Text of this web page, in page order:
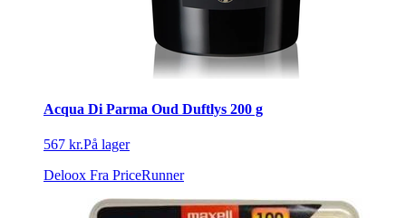
Acqua Di Parma Oud Duftlys 200 g
567 kr.På lager
Deloox Fra PriceRunner